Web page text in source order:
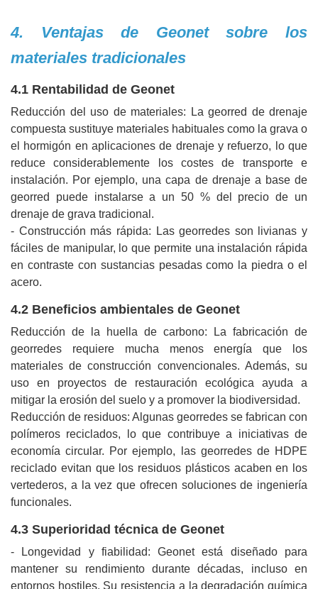
4. Ventajas de Geonet sobre los
materiales tradicionales
4.1 Rentabilidad de Geonet
Reducción del uso de materiales: La georred de drenaje
compuesta sustituye materiales habituales como la grava o
el hormigón en aplicaciones de drenaje y refuerzo, lo que
reduce considerablemente los costes de transporte e
instalación. Por ejemplo, una capa de drenaje a base de
georred puede instalarse a un 50 % del precio de un
drenaje de grava tradicional.
- Construcción más rápida: Las georredes son livianas y
fáciles de manipular, lo que permite una instalación rápida
en contraste con sustancias pesadas como la piedra o el
acero.
4.2 Beneficios ambientales de Geonet
Reducción de la huella de carbono: La fabricación de
georredes requiere mucha menos energía que los
materiales de construcción convencionales. Además, su
uso en proyectos de restauración ecológica ayuda a
mitigar la erosión del suelo y a promover la biodiversidad.
Reducción de residuos: Algunas georredes se fabrican con
polímeros reciclados, lo que contribuye a iniciativas de
economía circular. Por ejemplo, las georredes de HDPE
reciclado evitan que los residuos plásticos acaben en los
vertederos, a la vez que ofrecen soluciones de ingeniería
funcionales.
4.3 Superioridad técnica de Geonet
- Longevidad y fiabilidad: Geonet está diseñado para
mantener su rendimiento durante décadas, incluso en
entornos hostiles. Su resistencia a la degradación química